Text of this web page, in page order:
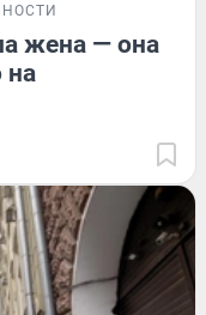
жена — она
на